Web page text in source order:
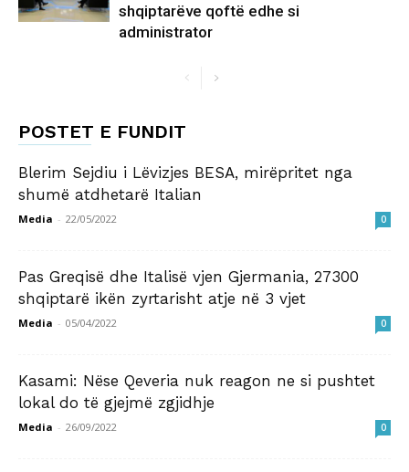
shqiptarëve qoftë edhe si
administrator
POSTET E FUNDIT
Blerim Sejdiu i Lëvizjes BESA, mirëpritet nga
shumë atdhetarë Italian
Media - 22/05/2022 0
Pas Greqisë dhe Italisë vjen Gjermania, 27300
shqiptarë ikën zyrtarisht atje në 3 vjet
Media - 05/04/2022 0
Kasami: Nëse Qeveria nuk reagon ne si pushtet
lokal do të gjejmë zgjidhje
Media - 26/09/2022 0